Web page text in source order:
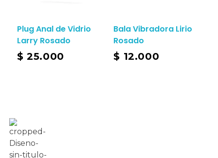
Plug Anal de Vidrio
Larry Rosado
$ 25.000
Bala Vibradora Lirio
Rosado
$ 12.000
Add To Cart